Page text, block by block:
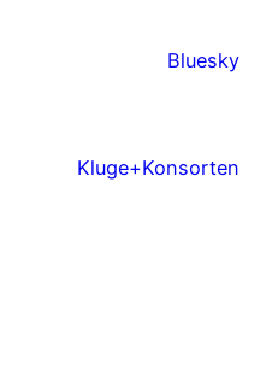
Bluesky
Kluge+Konsorten